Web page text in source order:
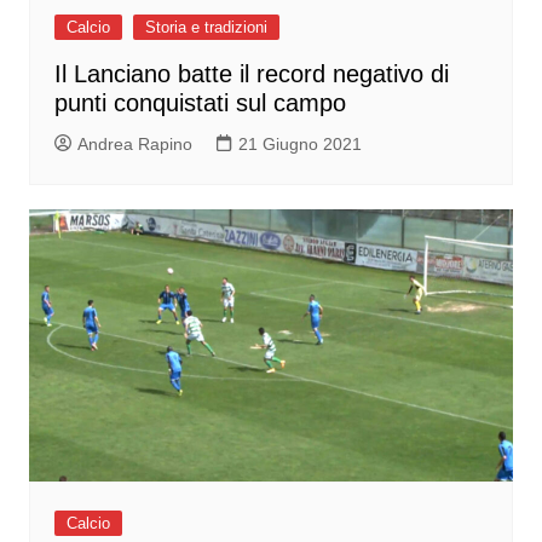
Calcio Storia e tradizioni
Il Lanciano batte il record negativo di
punti conquistati sul campo
Andrea Rapino 21 Giugno 2021
Calcio